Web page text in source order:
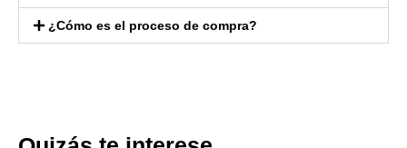
¿Cómo es el proceso de compra?